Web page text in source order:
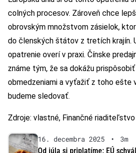
colných procesov. Zároveň chce
obrovským množstvom zásielok,
do členských štátov z tretích krajín.
opatrenie overí v praxi. Čínske
známe tým, že sa dokážu
obmedzeniami a vyťažiť z toho ešte
budeme sledovať.
Zdroje: vlastné, Finančné riaditeľstvo
16. decembra 2025 •
3m
Od júla si priplatíme: EÚ